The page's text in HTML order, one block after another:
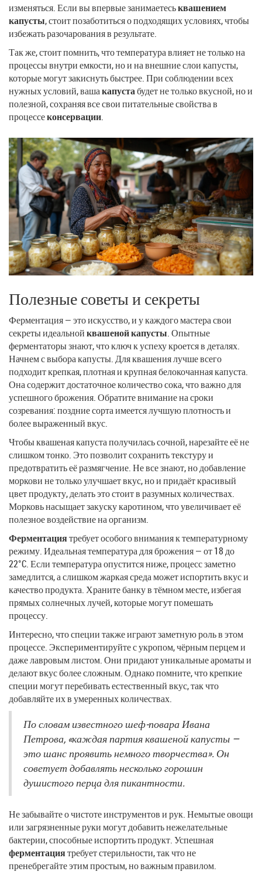
изменяться. Если вы впервые занимаетеськвашением
капусты, стоит позаботиться о подходящих условиях, чтобы
избежать разочарования в результате.
Так же, стоит помнить, что температура влияет не только на
процессы внутри емкости, но и на внешние слои капусты,
которые могут закиснуть быстрее. При соблюдении всех
нужных условий, вашакапустабудет не только вкусной, но и
полезной, сохраняя все свои питательные свойства в
процессеконсервации.
Полезные советы и секреты
Ферментация — это искусство, и у каждого мастера свои
секреты идеальнойквашеной капусты. Опытные
ферментаторы знают, что ключ к успеху кроется в деталях.
Начнем с выбора капусты. Для квашения лучше всего
подходит крепкая, плотная и крупная белокочанная капуста.
Она содержит достаточное количество сока, что важно для
успешного брожения. Обратите внимание на сроки
созревания: поздние сорта имеется лучшую плотность и
более выраженный вкус.
Чтобы квашеная капуста получилась сочной, нарезайте её не
слишком тонко. Это позволит сохранить текстуру и
предотвратить её размягчение. Не все знают, но добавление
моркови не только улучшает вкус, но и придаёт красивый
цвет продукту, делать это стоит в разумных количествах.
Морковь насыщает закуску каротином, что увеличивает её
полезное воздействие на организм.
Ферментациятребует особого внимания к температурному
режиму. Идеальная температура для брожения — от 18 до
22°C. Если температура опустится ниже, процесс заметно
замедлится, а слишком жаркая среда может испортить вкус и
качество продукта. Храните банку в тёмном месте, избегая
прямых солнечных лучей, которые могут помешать
процессу.
Интересно, что специи также играют заметную роль в этом
процессе. Экспериментируйте с укропом, чёрным перцем и
даже лавровым листом. Они придают уникальные ароматы и
делают вкус более сложным. Однако помните, что крепкие
специи могут перебивать естественный вкус, так что
добавляйте их в умеренных количествах.
По словам известного шеф-повара Ивана
Петрова, «каждая партия квашеной капусты —
это шанс проявить немного творчества». Он
советует добавлять несколько горошин
душистого перца для пикантности.
Не забывайте о чистоте инструментов и рук. Немытые овощи
или загрязненные руки могут добавить нежелательные
бактерии, способные испортить продукт. Успешная
ферментациятребует стерильности, так что не
пренебрегайте этим простым, но важным правилом.